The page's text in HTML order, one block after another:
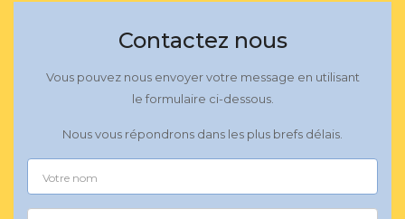
Contactez nous
Vous pouvez nous envoyer votre message en utilisant
le formulaire ci-dessous.
Nous vous répondrons dans les plus brefs délais.